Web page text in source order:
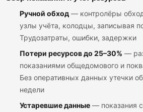
Ручной обход— контролёры
узлы учёта, колодцы, записывая
Трудозатраты, ошибки, задержки
Потери ресурсов до 25–30% —
показаниями общедомового и
Без оперативных данных утечки
недели
Устаревшие данные— показания